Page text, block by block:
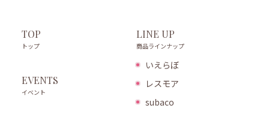
TOP
トップ
EVENTS
イベント
LINE UP
商品ラインナップ
いえらぼ
レスモア
subaco